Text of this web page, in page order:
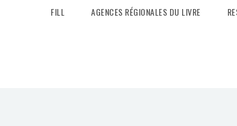
FILL AGENCES RÉGIONALES DU LIVRE